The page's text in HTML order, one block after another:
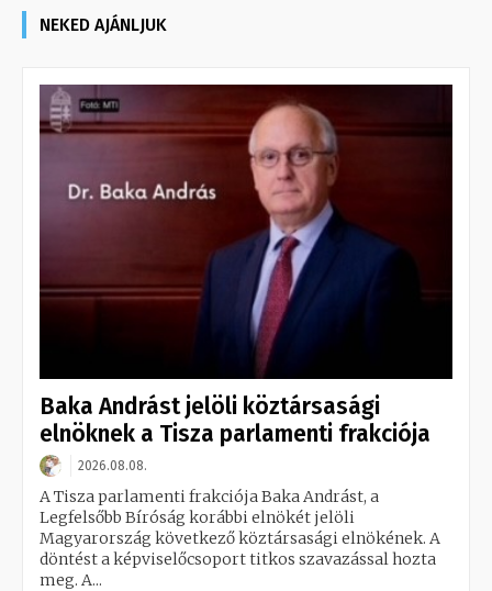
NEKED AJÁNLJUK
Baka Andrást jelöli köztársasági
elnöknek a Tisza parlamenti frakciója
2026.08.08.
A Tisza parlamenti frakciója Baka Andrást, a
Legfelsőbb Bíróság korábbi elnökét jelöli
Magyarország következő köztársasági elnökének. A
döntést a képviselőcsoport titkos szavazással hozta
meg. A...